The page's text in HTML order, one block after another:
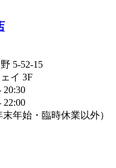
5-52-15
イ 3F
20:30
22:00
年始・臨時休業以外）